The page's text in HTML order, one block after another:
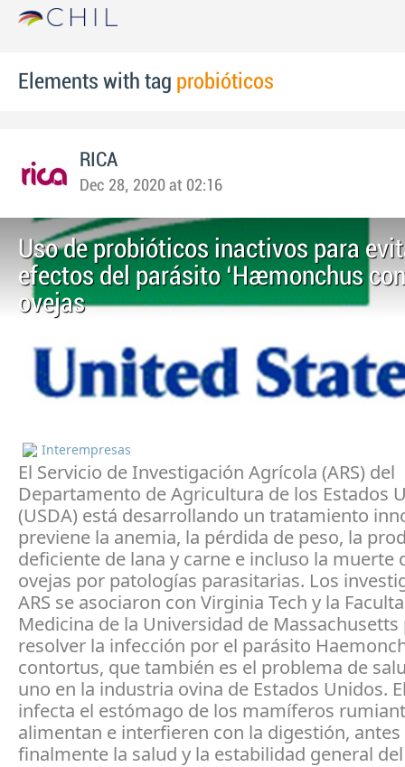
Elements with tag probióticos
RICA
Dec 28, 2020 at 02:16
Uso de probióticos inactivos para
efectos del parásito ‘Haemonchus
ovejas
Interempresas
El Servicio de Investigación Agrícola (ARS) del
Departamento de Agricultura de los Estados
(USDA) está desarrollando un tratamiento
previene la anemia, la pérdida de peso, la
deficiente de lana y carne e incluso la muerte
ovejas por patologías parasitarias. Los
ARS se asociaron con Virginia Tech y la
Medicina de la Universidad de Massachusetts
resolver la infección por el parásito
contortus, que también es el problema de
uno en la industria ovina de Estados Unidos.
infecta el estómago de los mamíferos
alimentan e interfieren con la digestión,
finalmente la salud y la estabilidad general